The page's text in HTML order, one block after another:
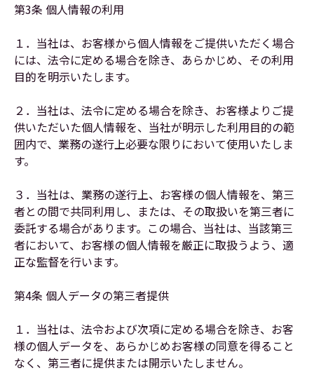
第3条 個人情報の利用
１．当社は、お客様から個人情報をご提供いただく場合
には、法令に定める場合を除き、あらかじめ、その利用
目的を明示いたします。
２．当社は、法令に定める場合を除き、お客様よりご提
供いただいた個人情報を、当社が明示した利用目的の範
囲内で、業務の遂行上必要な限りにおいて使用いたしま
す。
３．当社は、業務の遂行上、お客様の個人情報を、第三
者との間で共同利用し、または、その取扱いを第三者に
委託する場合があります。この場合、当社は、当該第三
者において、お客様の個人情報を厳正に取扱うよう、適
正な監督を行います。
第4条 個人データの第三者提供
１．当社は、法令および次項に定める場合を除き、お客
様の個人データを、あらかじめお客様の同意を得ること
なく、第三者に提供または開示いたしません。